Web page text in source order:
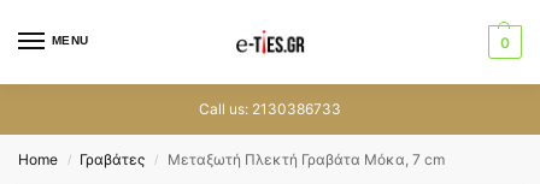
MENU 0
Call us: 2130386733
Home / Γραβάτες / Μεταξωτή Πλεκτή Γραβάτα Μόκα, 7 cm